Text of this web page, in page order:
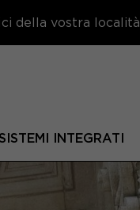
della vostra località.
SISTEMI INTEGRATI